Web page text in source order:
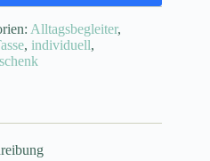
Alltagsbegleiter,
, individuell,